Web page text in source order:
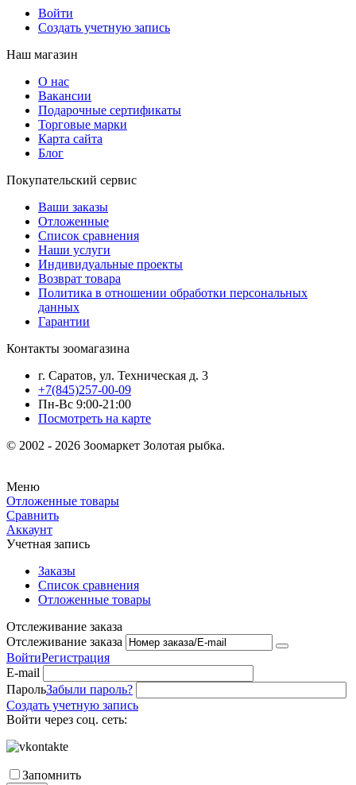
Войти
Создать учетную запись
Наш магазин
О нас
Вакансии
Подарочные сертификаты
Торговые марки
Карта сайта
Блог
Покупательский сервис
Ваши заказы
Отложенные
Список сравнения
Наши услуги
Индивидуальные проекты
Возврат товара
Политика в отношении обработки персональных
данных
Гарантии
Контакты зоомагазина
г. Саратов, ул. Техническая д. 3
+7(845)257-00-09
Пн-Вс 9:00-21:00
Посмотреть на карте
© 2002 - 2026 Зоомаркет Золотая рыбка.
Меню
Отложенные товары
Сравнить
Аккаунт
Учетная запись
Заказы
Список сравнения
Отложенные товары
Отслеживание заказа
Отслеживание заказа
ВойтиРегистрация
E-mail
ПарольЗабыли пароль?
Создать учетную запись
Войти через соц. сеть:
Запомнить